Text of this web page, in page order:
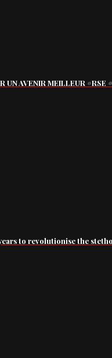
UN AVENIR MEILLEUR
to revolutionise the